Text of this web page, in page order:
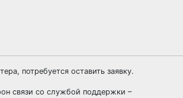
потребуется оставить заявку.
связи со службой поддержки –